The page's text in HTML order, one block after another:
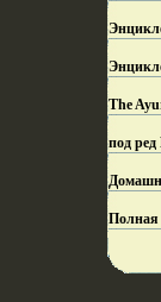
The
под
Полная